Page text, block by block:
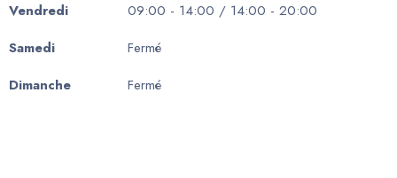
Vendredi
09:00 - 14:00 / 14:00 - 20:00
Samedi
Fermé
Dimanche
Fermé